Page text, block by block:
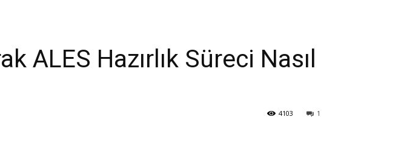
ALES Hazırlık Süreci Nasıl
1
4103